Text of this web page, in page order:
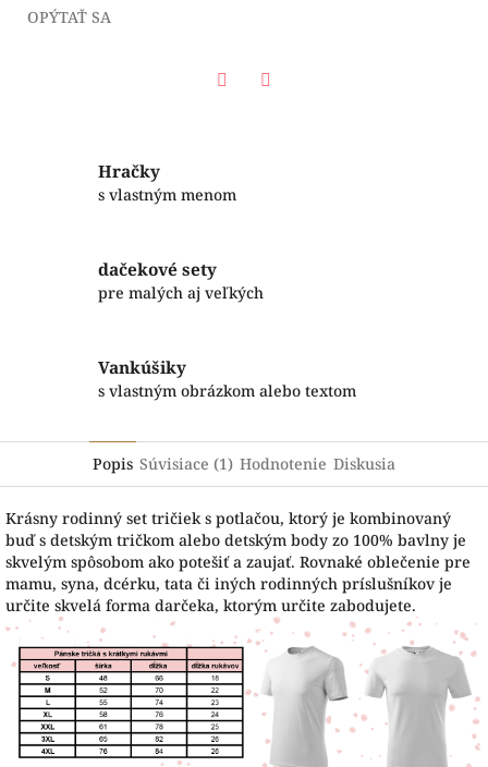
OPÝTAŤ SA
Hračky
s vlastným menom
dačekové sety
pre malých aj veľkých
Vankúšiky
s vlastným obrázkom alebo textom
Popis Súvisiace (1) Hodnotenie Diskusia
Krásny rodinný set tričiek s potlačou, ktorý je kombinovaný
buď s detským tričkom alebo detským body zo 100% bavlny je
skvelým spôsobom ako potešiť a zaujať. Rovnaké oblečenie pre
mamu, syna, dcérku, tata či iných rodinných príslušníkov je
určite skvelá forma darčeka, ktorým určite zabodujete.